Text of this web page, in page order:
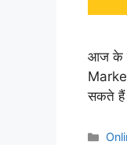
आज के
सकते